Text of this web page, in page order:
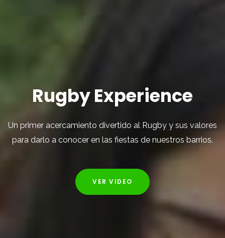
Rugby Experience
Un primer acercamiento divertido al Rugby y sus valores
para darlo a conocer en las fiestas de nuestros barrios.
VER VIDEO